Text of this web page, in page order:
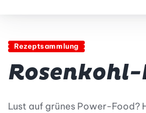
Rezeptsammlung
Lust auf grünes Power-Food?